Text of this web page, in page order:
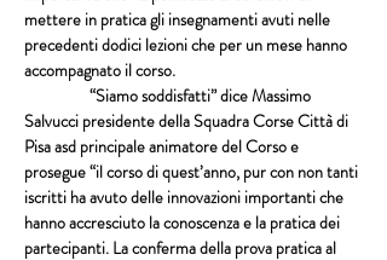
mettere in pratica gli insegnamenti avuti nelle
precedenti dodici lezioni che per un mese hanno
accompagnato il corso.
“Siamo soddisfatti” dice Massimo
Salvucci presidente della Squadra Corse Città di
Pisa asd principale animatore del Corso e
prosegue “il corso di quest’anno, pur con non tanti
iscritti ha avuto delle innovazioni importanti che
hanno accresciuto la conoscenza e la pratica dei
partecipanti. La conferma della prova pratica al